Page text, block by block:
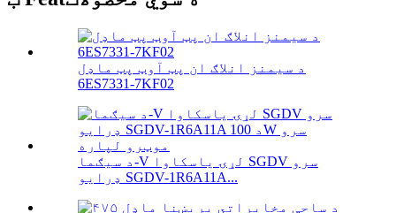
د سیمنز انلاګ ان پټ آوټ پټ ماډل
6ES7331-7KF02
د سیګما-V لړۍ یاسکاوا SGDV سرو
ډرایو SGDV-1R6A11A...